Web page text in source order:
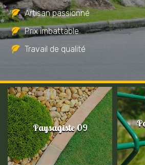
Artisan passionné
Prix imbattable
Travail de qualité
Paysagiste 09